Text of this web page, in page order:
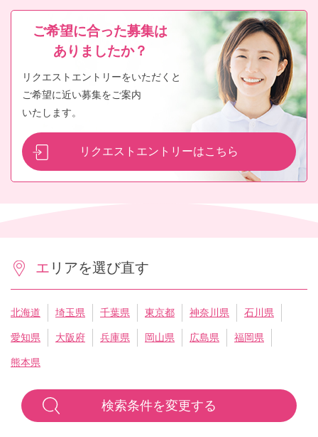
ご希望に合った募集は
ありましたか？
リクエストエントリーをいただくと
ご希望に近い募集をご案内
いたします。
リクエストエントリーはこちら
エリアを選び直す
北海道 埼玉県 千葉県 東京都 神奈川県 石川県
愛知県 大阪府 兵庫県 岡山県 広島県 福岡県
熊本県
検索条件を変更する